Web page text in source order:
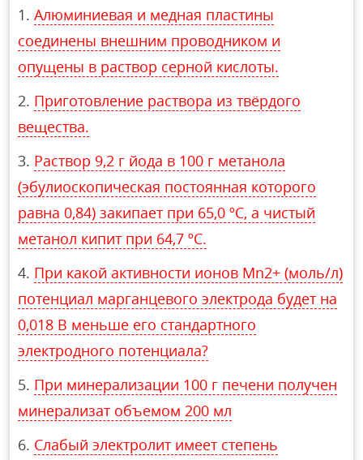
Алюминиевая и медная пластины
соединены внешним проводником и
опущены в раствор серной кислоты.
Приготовление раствора из твёрдого
вещества.
Раствор 9,2 г йода в 100 г метанола
(эбулиоскопическая постоянная которого
равна 0,84) закипает при 65,0 ºС, а чистый
метанол кипит при 64,7 ºС.
При какой активности ионов Mn2+ (моль/л)
потенциал марганцевого электрода будет на
0,018 В меньше его стандартного
электродного потенциала?
При минерализации 100 г печени получен
минерализат объемом 200 мл
Слабый электролит имеет степень